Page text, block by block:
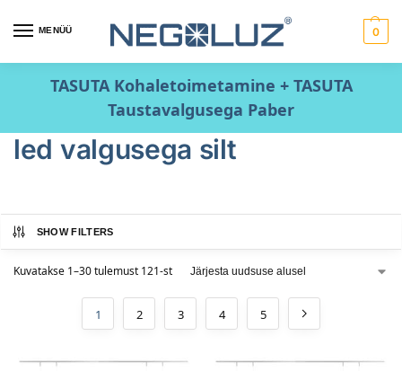
MENÜÜ 0
TASUTA Kohaletoimetamine + TASUTA
Taustavalgusega Paber
led valgusega silt
SHOW FILTERS
Kuvatakse 1–30 tulemust 121-st
1 2 3 4 5